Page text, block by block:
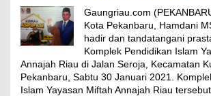
Gaungriau.com
Kota Pekanbaru, Hamdani
hadir dan tandatangani
Komplek Pendidikan Islam
Annajah Riau di Jalan Seroja, Kecamatan
Pekanbaru, Sabtu 30 Januari 2021.
Islam Yayasan Miftah Annajah Riau